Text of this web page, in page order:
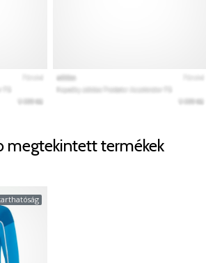
megtekintett termékek